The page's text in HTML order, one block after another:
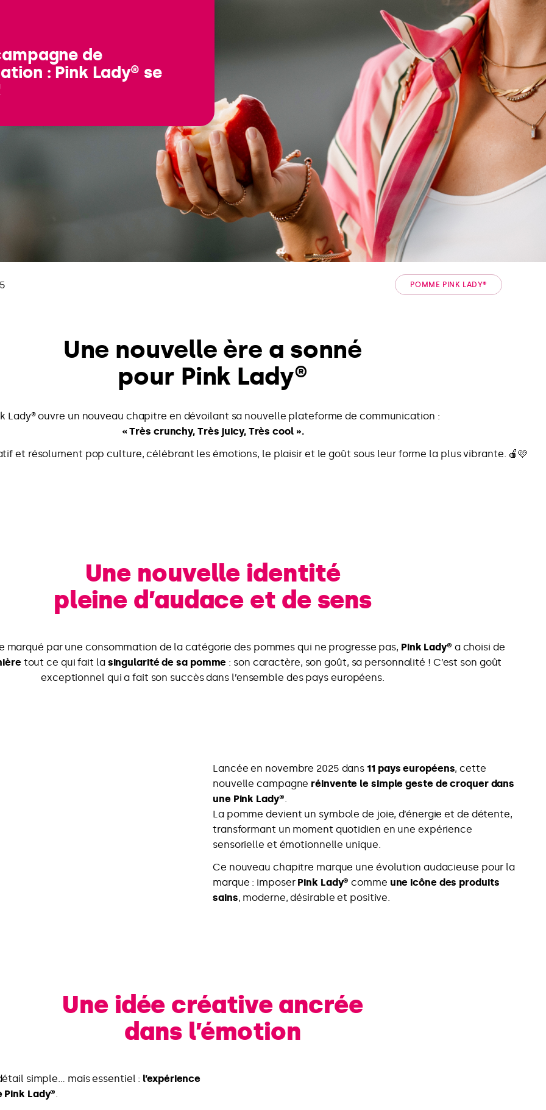
de
: Pink Lady® se
POMME PINK LADY®
Une nouvelle ère a sonné
pour Pink Lady®
Lady® ouvre un nouveau chapitre en dévoilant sa nouvelle plateforme de communication :
« Très crunchy, Très juicy, Très cool ».
et résolument pop culture, célébrant les émotions, le plaisir et le goût sous leur forme la plus vibrante. 🍎🩷
Une nouvelle identité
pleine d’audace et de sens
marqué par une consommation de la catégorie des pommes qui ne progresse pas, Pink Lady® a choisi de
tout ce qui fait la singularité de sa pomme : son caractère, son goût, sa personnalité ! C’est son goût
exceptionnel qui a fait son succès dans l’ensemble des pays européens.
Lancée en novembre 2025 dans 11 pays européens, cette
nouvelle campagne réinvente le simple geste de croquer dans
une Pink Lady®.
La pomme devient un symbole de joie, d’énergie et de détente,
transformant un moment quotidien en une expérience
sensorielle et émotionnelle unique.
Ce nouveau chapitre marque une évolution audacieuse pour la
marque : imposer Pink Lady®comme une icône des produits
sains, moderne, désirable et positive.
Une idée créative ancrée
dans l’émotion
simple… mais essentiel : l’expérience
Pink Lady®.